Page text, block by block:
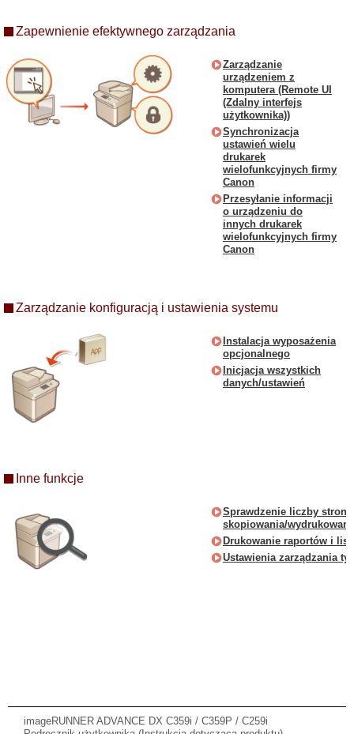
Zapewnienie efektywnego zarządzania
Zarządzanie
urządzeniem z
komputera (Remote UI
(Zdalny interfejs
użytkownika))
Synchronizacja
ustawień wielu
drukarek
wielofunkcyjnych firmy
Canon
Przesyłanie informacji
o urządzeniu do
innych drukarek
wielofunkcyjnych firmy
Canon
Zarządzanie konfiguracją i ustawienia systemu
Instalacja wyposażenia
opcjonalnego
Inicjacja wszystkich
danych/ustawień
Inne funkcje
Sprawdzenie liczby stron
skopiowania/
Drukowanie raportów i list
Ustawienia zarządzania
imageRUNNER ADVANCE DX C359i / C359P / C259i